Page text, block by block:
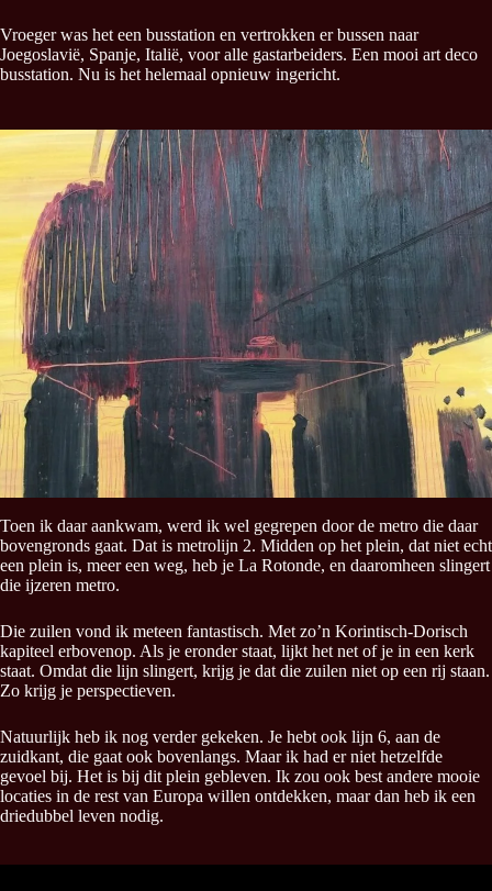
Vroeger was het een busstation en vertrokken er bussen naar
Joegoslavië, Spanje, Italië, voor alle gastarbeiders. Een mooi art deco
busstation. Nu is het helemaal opnieuw ingericht.
Toen ik daar aankwam, werd ik wel gegrepen door de metro die daar
bovengronds gaat. Dat is metrolijn 2. Midden op het plein, dat niet echt
een plein is, meer een weg, heb je La Rotonde, en daaromheen slingert
die ijzeren metro.
Die zuilen vond ik meteen fantastisch. Met zo’n Korintisch-Dorisch
kapiteel erbovenop. Als je eronder staat, lijkt het net of je in een kerk
staat. Omdat die lijn slingert, krijg je dat die zuilen niet op een rij staan.
Zo krijg je perspectieven.
Natuurlijk heb ik nog verder gekeken. Je hebt ook lijn 6, aan de
zuidkant, die gaat ook bovenlangs. Maar ik had er niet hetzelfde
gevoel bij. Het is bij dit plein gebleven. Ik zou ook best andere mooie
locaties in de rest van Europa willen ontdekken, maar dan heb ik een
driedubbel leven nodig.